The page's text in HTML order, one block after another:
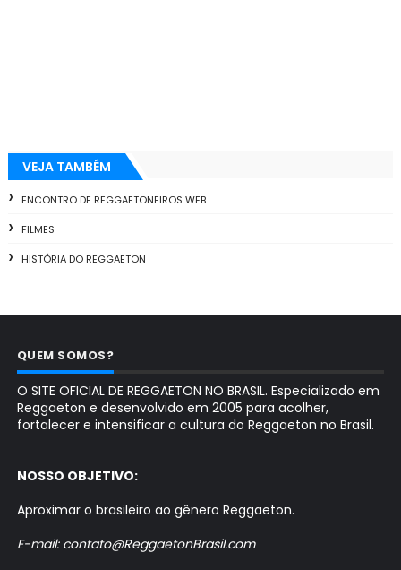
VEJA TAMBÉM
ENCONTRO DE REGGAETONEIROS WEB
FILMES
HISTÓRIA DO REGGAETON
QUEM SOMOS?
O SITE OFICIAL DE REGGAETON NO BRASIL. Especializado em
Reggaeton e desenvolvido em 2005 para acolher,
fortalecer e intensificar a cultura do Reggaeton no Brasil.
NOSSO OBJETIVO:
Aproximar o brasileiro ao gênero Reggaeton.
E-mail: contato@ReggaetonBrasil.com